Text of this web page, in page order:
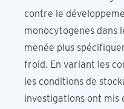
contre le
monocytogenes dans
menée plus
froid. En variant les
les conditions de
investigations ont mis